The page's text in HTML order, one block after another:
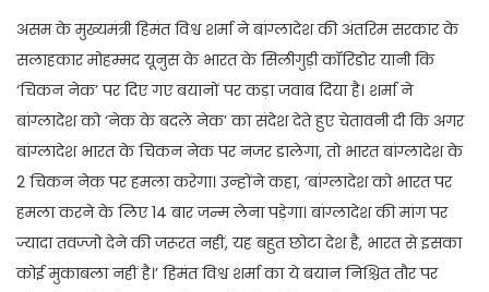
असम के मुख्यमंत्री हिमंत विश्व शर्मा ने बांग्लादेश की अंतरिम सरकार के
सलाहकार मोहम्मद यूनुस के भारत के सिलीगुड़ी कॉरिडोर यानी कि
‘चिकन नेक’ पर दिए गए बयानों पर कड़ा जवाब दिया है। शर्मा ने
बांग्लादेश को ‘नेक के बदले नेक’ का संदेश देते हुए चेतावनी दी कि अगर
बांग्लादेश भारत के चिकन नेक पर नजर डालेगा, तो भारत बांग्लादेश के
2 चिकन नेक पर हमला करेगा। उन्होंने कहा, ‘बांग्लादेश को भारत पर
हमला करने के लिए 14 बार जन्म लेना पड़ेगा। बांग्लादेश की मांग पर
ज्यादा तवज्जो देने की जरूरत नहीं, यह बहुत छोटा देश है, भारत से इसका
कोई मुकाबला नहीं है।’ हिमंत विश्व शर्मा का ये बयान निश्चित तौर पर